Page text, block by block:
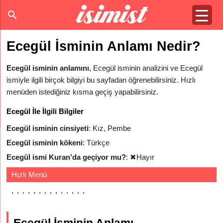
Ecegül İsminin Anlamı Nedir?
Ecegül isminin anlamını, Ecegül isminin analizini ve Ecegül
ismiyle ilgili birçok bilgiyi bu sayfadan öğrenebilirsiniz. Hızlı
menüden istediğiniz kısma geçiş yapabilirsiniz.
Ecegül İle İlgili Bilgiler
Ecegül isminin cinsiyeti: Kız, Pembe
Ecegül isminin kökeni: Türkçe
Ecegül ismi Kuran’da geçiyor mu?: ✖Hayır
Hızlı Menü